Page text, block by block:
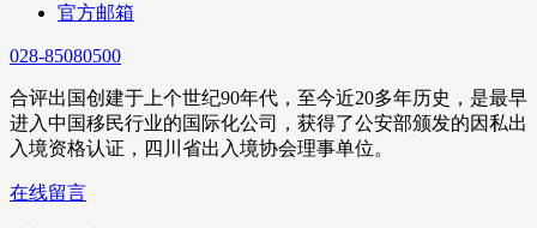
官方邮箱
028-85080500
合评出国创建于上个世纪90年代，至今近20多年历史，是最早
进入中国移民行业的国际化公司，获得了公安部颁发的因私出
入境资格认证，四川省出入境协会理事单位。
在线留言